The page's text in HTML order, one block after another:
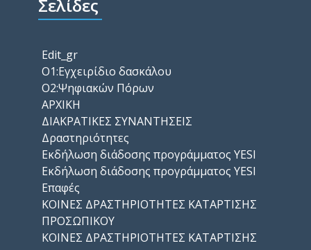
Σελίδες
Edit_gr
O1:Εγχειρίδιο δασκάλου
O2:Ψηφιακών Πόρων
ΑΡΧΙΚΗ
ΔΙΑΚΡΑΤΙΚΕΣ ΣΥΝΑΝΤΗΣΕΙΣ
Δραστηριότητες
Εκδήλωση διάδοσης προγράμματος YESI
Εκδήλωση διάδοσης προγράμματος YESI
Επαφές
ΚΟΙΝΕΣ ΔΡΑΣΤΗΡΙΟΤΗΤΕΣ ΚΑΤΑΡΤΙΣΗΣ
ΠΡΟΣΩΠΙΚΟΥ
ΚΟΙΝΕΣ ΔΡΑΣΤΗΡΙΟΤΗΤΕΣ ΚΑΤΑΡΤΙΣΗΣ